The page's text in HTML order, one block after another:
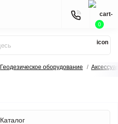
0
Геодезическое оборудование
Каталог